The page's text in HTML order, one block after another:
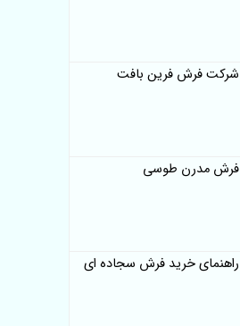
شرکت فرش فرین بافت
فرش مدرن طوسی
راهنمای خرید فرش سجاده ای